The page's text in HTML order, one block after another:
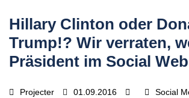
Hillary Clinton oder
Trump!? Wir verraten,
Präsident im Social
Projecter 01.09.2016 Social